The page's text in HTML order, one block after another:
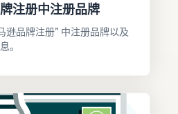
注册中注册品牌
逊品牌注册” 中注册品牌以及
。